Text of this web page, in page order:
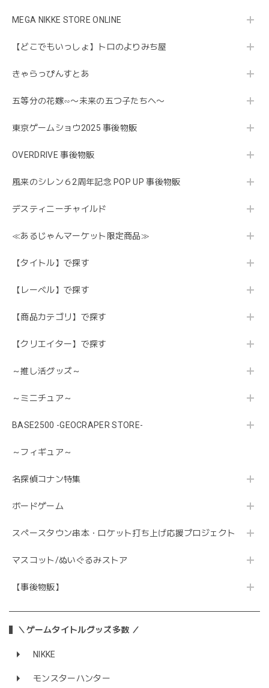
MEGA NIKKE STORE ONLINE
【どこでもいっしょ】トロのよりみち屋
きゃらっぴんすとあ
五等分の花嫁∽〜未来の五つ子たちへ〜
東京ゲームショウ2025 事後物販
OVERDRIVE 事後物販
風来のシレン６2周年記念 POP UP 事後物販
デスティニーチャイルド
≪あるじゃんマーケット限定商品≫
【タイトル】で探す
【レーベル】で探す
【商品カテゴリ】で探す
【クリエイター】で探す
～推し活グッズ～
～ミニチュア～
BASE2500 -GEOCRAPER STORE-
～フィギュア～
名探偵コナン特集
ボードゲーム
スペースタウン串本・ロケット打ち上げ応援プロジェクト
マスコット/ぬいぐるみストア
【事後物販】
＼ゲームタイトルグッズ多数 ／
NIKKE
モンスターハンター